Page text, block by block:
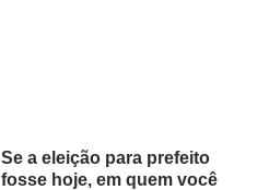
Se a eleição para prefeito
fosse hoje, em quem você